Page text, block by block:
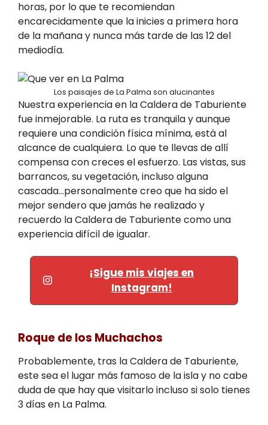
horas, por lo que te recomiendan
encarecidamente que la inicies a primera hora
de la mañana y nunca más tarde de las 12 del
mediodía.
Los paisajes de La Palma son alucinantes
Nuestra experiencia en la Caldera de Taburiente
fue inmejorable. La ruta es tranquila y aunque
requiere una condición física mínima, está al
alcance de cualquiera. Lo que te llevas de allí
compensa con creces el esfuerzo. Las vistas, sus
barrancos, su vegetación, incluso alguna
cascada…personalmente creo que ha sido el
mejor sendero que jamás he realizado y
recuerdo la Caldera de Taburiente como una
experiencia difícil de igualar.
¡Sigue mis viajes en
Instagram!
Roque de los Muchachos
Probablemente, tras la Caldera de Taburiente,
este sea el lugar más famoso de la isla y no cabe
duda de que hay que visitarlo incluso si solo tienes
3 días en La Palma.